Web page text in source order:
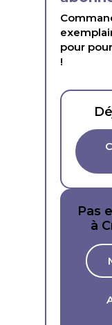
pour
!
Pas
à